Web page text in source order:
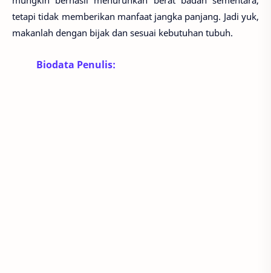
tetapi tidak memberikan manfaat jangka panjang. Jadi yuk,
makanlah dengan bijak dan sesuai kebutuhan tubuh.
Biodata Penulis: